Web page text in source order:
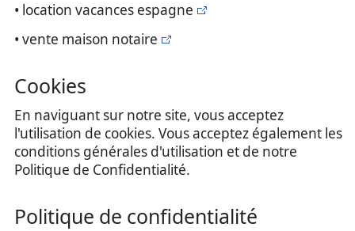
• location vacances espagne
• vente maison notaire
Cookies
En naviguant sur notre site, vous acceptez
l'utilisation de cookies. Vous acceptez également les
conditions générales d'utilisation et de notre
Politique de Confidentialité.
Politique de confidentialité